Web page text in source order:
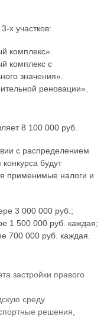
х участков:
комплекс».
комплекс с
значения».
реновации».
8 100 000 руб.
с распределением
будут
применимые налоги и
3 000 000 руб.;
1 500 000 руб. каждая;
700 000 руб. каждая.
застройки правого
среду
решения,